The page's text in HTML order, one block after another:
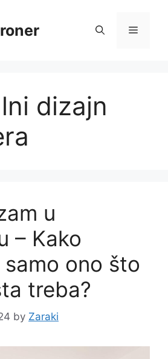
Menu
dizajn
u
– Kako
ono što
treba?
by Zaraki